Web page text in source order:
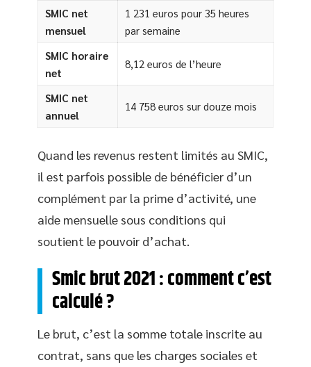
SMIC net
mensuel
1 231 euros pour 35 heures
par semaine
SMIC horaire
net
8,12 euros de l’heure
SMIC net
annuel
14 758 euros sur douze mois
Quand les revenus restent limités au SMIC,
il est parfois possible de bénéficier d’un
complément par la prime d’activité, une
aide mensuelle sous conditions qui
soutient le pouvoir d’achat.
Smic brut 2021 : comment c’est
calculé ?
Le brut, c’est la somme totale inscrite au
contrat, sans que les charges sociales et